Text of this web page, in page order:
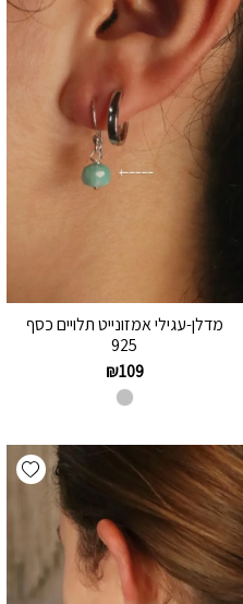
מדלן-עגילי אמזונייט תלויים כסף
925
₪109